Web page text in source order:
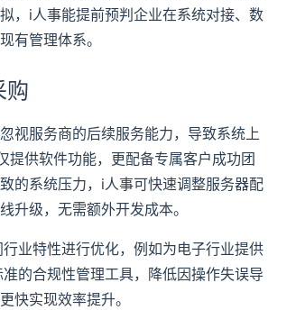
，i人事能提前预判企业在系统对接、数
有管理体系。
购
视服务商的后续服务能力，导致系统上
提供软件功能，更配备专属客户成功团
的系统压力，i人事可快速调整服务器配
升级，无需额外开发成本。
业特性进行优化，例如为电子行业提供
的合规性管理工具，降低因操作失误导
快实现效率提升。